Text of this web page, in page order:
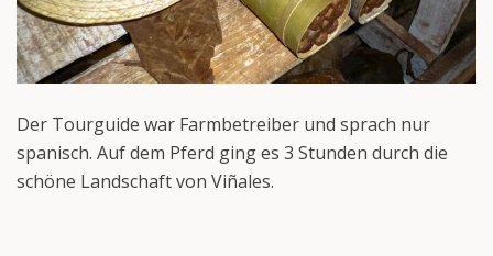
Der Tourguide war Farmbetreiber und sprach nur
spanisch. Auf dem Pferd ging es 3 Stunden durch die
schöne Landschaft von Viñales.